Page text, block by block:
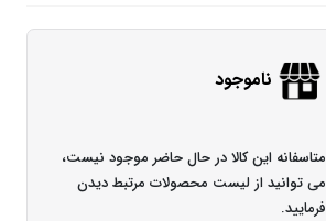
ناموجود
متاسفانه این کالا در حال حاضر موجود نیست،
می توانید از لیست محصولات مرتبط دیدن
فرمایید.